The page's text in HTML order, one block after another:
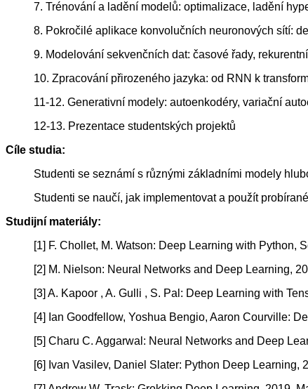
7. Trénování a ladění modelů: optimalizace, ladění
8. Pokročilé aplikace konvolučních neuronových sítí:
9. Modelování sekvenčních dat: časové řady,
10. Zpracování přirozeného jazyka: od RNN k
11-12. Generativní modely: autoenkodéry, variační
12-13. Prezentace studentských projektů
Cíle studia:
Studenti se seznámí s různými základními modely
Studenti se naučí, jak implementovat a použít
Studijní materiály:
[1] F. Chollet, M. Watson: Deep Learning with Python,
[2] M. Nielson: Neural Networks and Deep Learning,
[3] A. Kapoor , A. Gulli , S. Pal: Deep Learning with
[4] Ian Goodfellow, Yoshua Bengio, Aaron Courville:
[5] Charu C. Aggarwal: Neural Networks and Deep
[6] Ivan Vasilev, Daniel Slater: Python Deep Learning,